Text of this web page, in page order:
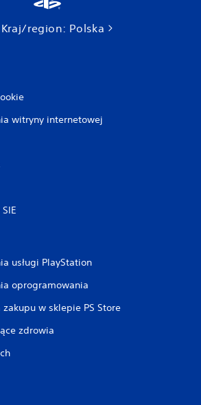
Kraj/region: Polska
witryny internetowej
usługi PlayStation
oprogramowania
w sklepie PS Store
zdrowia